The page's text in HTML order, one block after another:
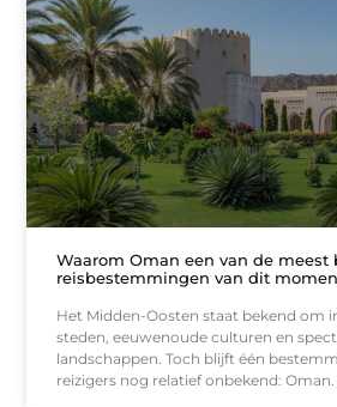
Waarom Oman een van de meest
reisbestemmingen van dit
Het Midden-Oosten staat bekend om
steden, eeuwenoude culturen en
landschappen. Toch blijft één
reizigers nog relatief onbekend: